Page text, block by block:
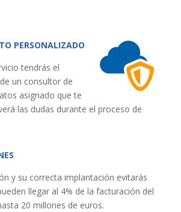
PERSONALIZADO
tendrás el
un consultor de
asignado que te
las dudas durante el proceso de
y su correcta implantación evitarás
llegar al 4% de la facturación del
20 millones de euros.